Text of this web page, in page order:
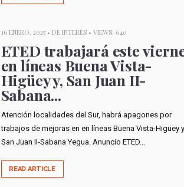
16 ENERO, 2025 • DE INTERÉS• VIEWS: 640
ETED trabajará este
en líneas Buena Vista-
Higüey y, San Juan II-
Sabana...
Atención localidades del Sur, habrá apagones por
trabajos de mejoras en en líneas Buena Vista-Higüey
San Juan II-Sabana Yegua. Anuncio ETED...
READ ARTICLE